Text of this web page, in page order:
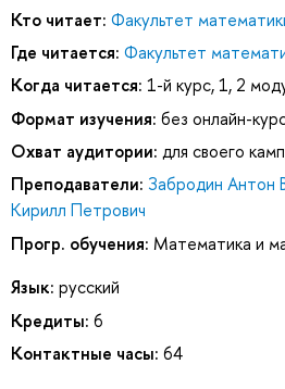
Кто читает: Факультет
Где читается: Факультет
Когда читается: 1-й курс, 1, 2
Формат изучения: без онлайн-
Охват аудитории: для своего
Преподаватели: Забродин Антон
Кирилл Петрович
Прогр. обучения: Математика и
Язык: русский
Кредиты: 6
Контактные часы: 64